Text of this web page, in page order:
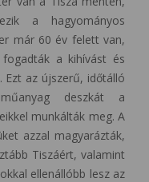
a hagyományos
már 60 év felett van,
fogadták a kihívást és
az újszerű, időtálló
deszkát a
munkálták meg. A
azzal magyarázták,
Tiszáért, valamint
ellenállóbb lesz az